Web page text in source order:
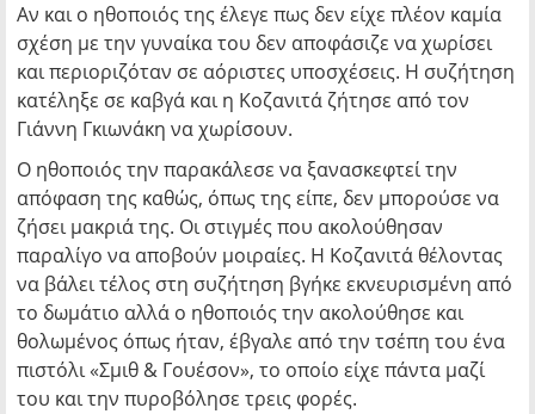
Αν και ο ηθοποιός της έλεγε πως δεν είχε πλέον καμία
σχέση με την γυναίκα του δεν αποφάσιζε να χωρίσει
και περιοριζόταν σε αόριστες υποσχέσεις. Η συζήτηση
κατέληξε σε καβγά και η Κοζανιτά ζήτησε από τον
Γιάννη Γκιωνάκη να χωρίσουν.
Ο ηθοποιός την παρακάλεσε να ξανασκεφτεί την
απόφαση της καθώς, όπως της είπε, δεν μπορούσε να
ζήσει μακριά της. Οι στιγμές που ακολούθησαν
παραλίγο να αποβούν μοιραίες. Η Κοζανιτά θέλοντας
να βάλει τέλος στη συζήτηση βγήκε εκνευρισμένη από
το δωμάτιο αλλά ο ηθοποιός την ακολούθησε και
θολωμένος όπως ήταν, έβγαλε από την τσέπη του ένα
πιστόλι «Σμιθ & Γουέσον», το οποίο είχε πάντα μαζί
του και την πυροβόλησε τρεις φορές.